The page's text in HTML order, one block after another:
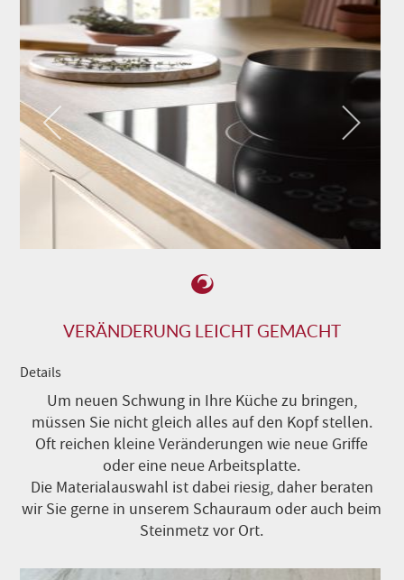
VERÄNDERUNG LEICHT GEMACHT
Details
Um neuen Schwung in Ihre Küche zu bringen,
müssen Sie nicht gleich alles auf den Kopf stellen.
Oft reichen kleine Veränderungen wie neue Griffe
oder eine neue Arbeitsplatte.
Die Materialauswahl ist dabei riesig, daher beraten
wir Sie gerne in unserem Schauraum oder auch beim
Steinmetz vor Ort.